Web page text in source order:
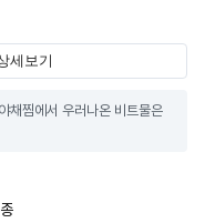
세보기
채찜에서 우러나온 비트물은